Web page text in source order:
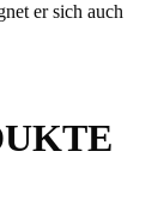
er sich auch